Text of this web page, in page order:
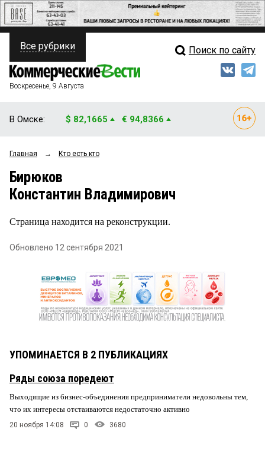
ПОЛИТИКА
ФИНАНСЫ
ОБЩЕСТВО
ЗАКОН
Свежий выпуск
Все рубрики Поиск по сайту
Воскресенье, 9 Августа
В Омске: $ 82,1665 € 94,8366
Главная → Кто есть кто
Бирюков
Константин Владимирович
Страница находится на реконструкции.
Обновлено 12 сентября 2021
УПОМИНАЕТСЯ В 2 ПУБЛИКАЦИЯХ
Ряды союза поредеют
Выходящие из бизнес-объединения предприниматели недовольны тем,
что их интересы отстаиваются недостаточно активно
20 ноября 14:08 0 3680